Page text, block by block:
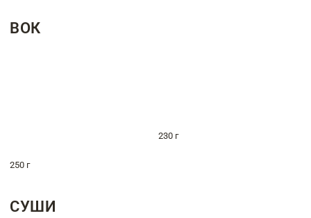
ВОК
230 г
250 г
СУШИ